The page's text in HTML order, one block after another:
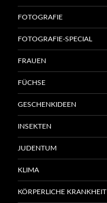
FOTOGRAFIE
FOTOGRAFIE-SPECIAL
FRAUEN
FÜCHSE
GESCHENKIDEEN
INSEKTEN
JUDENTUM
KLIMA
KÖRPERLICHE KRANKHEIT